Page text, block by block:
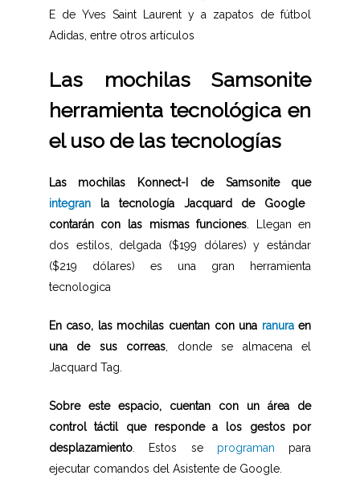
E de Yves Saint Laurent y a zapatos de fútbol
Adidas, entre otros artículos
Las mochilas Samsonite
herramienta tecnológica en
el uso de las tecnologías
Las mochilas Konnect-I de Samsonite que
integranla tecnología Jacquard de Google
contarán con las mismas funciones . Llegan en
dos estilos, delgada ($199 dólares) y estándar
($219 dólares) es una gran herramienta
tecnologica
En caso, las mochilas cuentan con una ranuraen
una de sus correas , donde se almacena el
Jacquard Tag.
Sobre este espacio, cuentan con un área de
control táctil que responde a los gestos por
desplazamiento. Estos se programan para
ejecutar comandos del Asistente de Google.